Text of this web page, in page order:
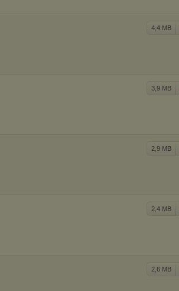
4,4 MB
3,9 MB
2,9 MB
2,4 MB
2,6 MB